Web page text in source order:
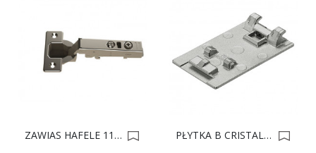
ZAWIAS HAFELE 110 DN BLUMOTION 311.04.248/311.04.000 0015577 PŁYTKA B CRISTALLO 70T4568 Nowe 0013850